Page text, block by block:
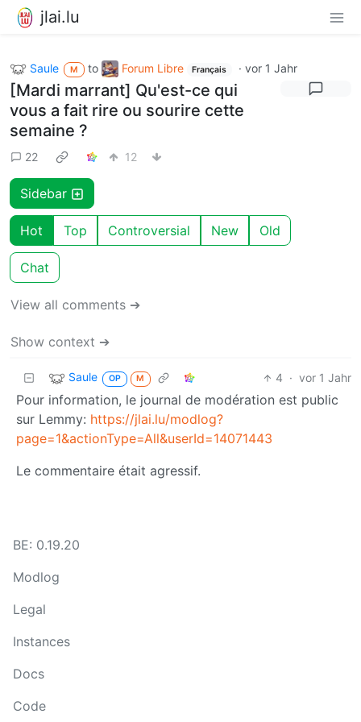
jlai.lu
Saule M to Forum Libre Français ·vor 1 Jahr
[Mardi marrant] Qu'est-ce qui
vous a fait rire ou sourire cette
semaine ?
22 12
Sidebar
Hot Top Controversial New Old
Chat
View all comments ➔
Show context ➔
Saule OP M 4 · vor 1 Jahr
Pour information, le journal de modération est public
sur Lemmy: https://jlai.lu/modlog?
page=1&actionType=All&userId=14071443
Le commentaire était agressif.
BE: 0.19.20
Modlog
Legal
Instances
Docs
Code